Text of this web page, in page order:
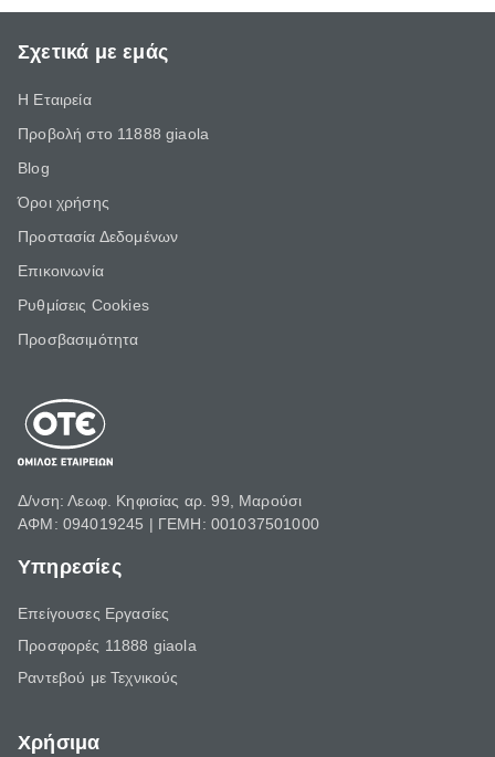
Σχετικά με εμάς
Η Εταιρεία
Προβολή στο 11888 giaola
Blog
Όροι χρήσης
Προστασία Δεδομένων
Επικοινωνία
Ρυθμίσεις Cookies
Προσβασιμότητα
Δ/νση: Λεωφ. Κηφισίας αρ. 99, Μαρούσι
ΑΦΜ: 094019245 | ΓΕΜΗ: 001037501000
Υπηρεσίες
Επείγουσες Εργασίες
Προσφορές 11888 giaola
Ραντεβού με Τεχνικούς
Χρήσιμα